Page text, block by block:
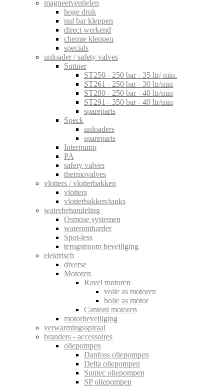
magneetventielen
hoge druk
nul bar kleppen
direct werkend
chemie kleppen
specials
unloader / safety valves
Suttner
ST250 - 250 bar - 35 ltr/ min.
ST261 - 250 bar - 30 ltr/min
ST280 - 250 bar - 40 ltr/min
ST291 - 350 bar - 40 ltr/min
spareparts
Speck
unloaders
spareparts
Interpump
PA
safety valves
thermovalves
vlotters / vlotterbakken
vlotters
vlotterbakken/tanks
waterbehandeling
Osmose systemen
waterontharder
Spot-less
terugstroom beveiliging
elektrisch
diverse
Motoren
Ravel motoren
volle as motoren
holle as motor
Cantoni motoren
motorbeveiliging
verwarmingsspiraal
branders - accessoires
oliepompen
Danfoss oliepompen
Delta oliepompen
Suntec oliepompen
SP oliepompen